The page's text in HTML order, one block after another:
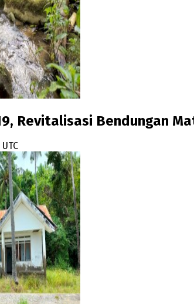
Revitalisasi Bendungan